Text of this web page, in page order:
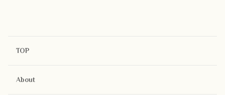
TOP
About